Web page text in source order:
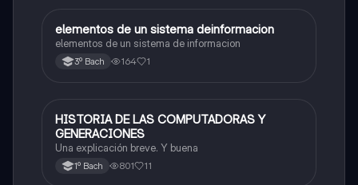
Tecnología de la información y comunicación
elementos de un sistema deinformacion
elementos de un sistema de informacion
3º Bach 164 1
Informática
HISTORIA DE LAS COMPUTADORAS Y
GENERACIONES
Una explicación breve. Y buena
1º Bach 801 11